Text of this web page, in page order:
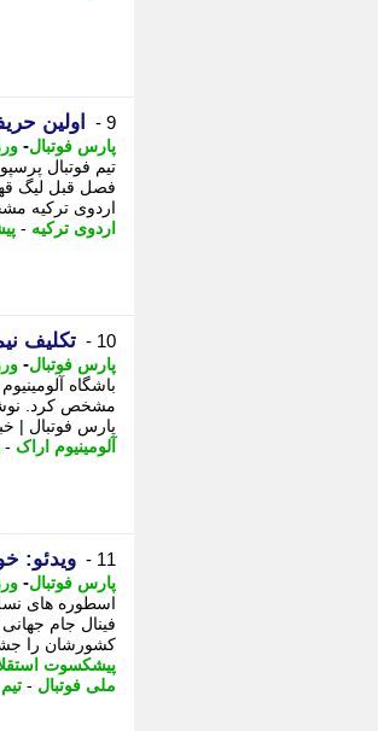
9 - اولین
پارس فوتبال-
تیم فوتبال
فصل قبل لیگ
اردوی ترکیه
اردوی ترکیه -
10 - تکلیف
پارس فوتبال-
باشگاه
مشخص کرد.
پارس فوتبال |
آلومینیوم اراک -
11 - ویدئو:
پارس فوتبال-
کشورشان را
پیشکسوت
ملی فوتبال -